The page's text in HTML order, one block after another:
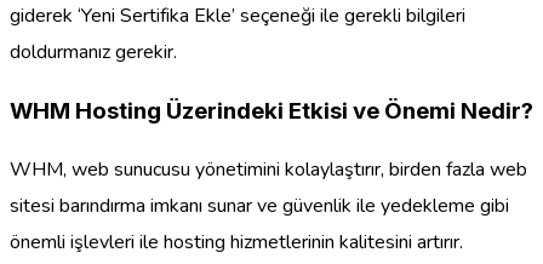
giderek ‘Yeni Sertifika Ekle’ seçeneği ile gerekli bilgileri
doldurmanız gerekir.
WHM Hosting Üzerindeki Etkisi ve Önemi Nedir?
WHM, web sunucusu yönetimini kolaylaştırır, birden fazla web
sitesi barındırma imkanı sunar ve güvenlik ile yedekleme gibi
önemli işlevleri ile hosting hizmetlerinin kalitesini artırır.